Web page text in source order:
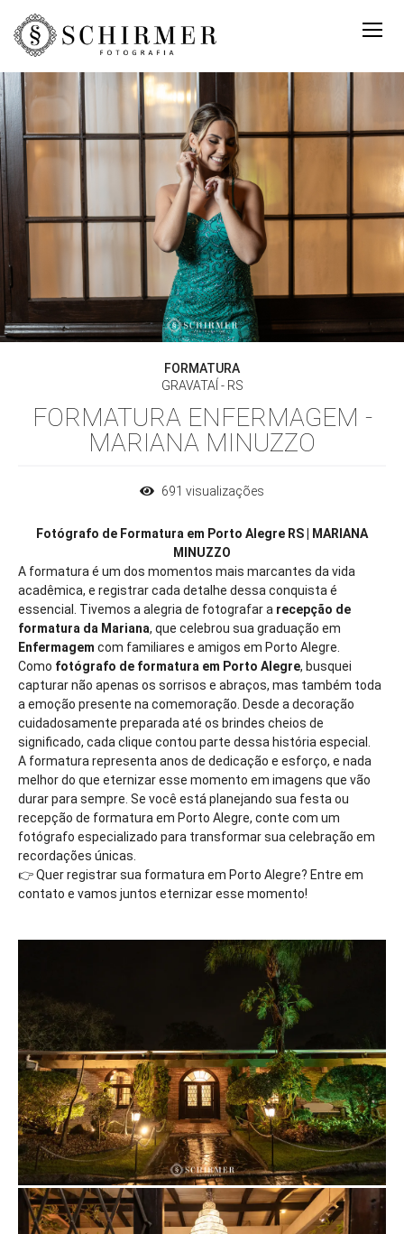
FORMATURA
GRAVATAÍ - RS
FORMATURA ENFERMAGEM -
MARIANA MINUZZO
691 visualizações
Fotógrafo de Formatura em Porto Alegre RS | MARIANA
MINUZZO
A formatura é um dos momentos mais marcantes da vida
acadêmica, e registrar cada detalhe dessa conquista é
essencial. Tivemos a alegria de fotografar a recepção de
formatura da Mariana, que celebrou sua graduação em
Enfermagem com familiares e amigos em Porto Alegre.
Como fotógrafo de formatura em Porto Alegre, busquei
capturar não apenas os sorrisos e abraços, mas também toda
a emoção presente na comemoração. Desde a decoração
cuidadosamente preparada até os brindes cheios de
significado, cada clique contou parte dessa história especial.
A formatura representa anos de dedicação e esforço, e nada
melhor do que eternizar esse momento em imagens que vão
durar para sempre. Se você está planejando sua festa ou
recepção de formatura em Porto Alegre, conte com um
fotógrafo especializado para transformar sua celebração em
recordações únicas.
👉 Quer registrar sua formatura em Porto Alegre? Entre em
contato e vamos juntos eternizar esse momento!